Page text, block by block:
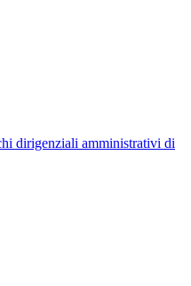
dirigenziali amministrativi di